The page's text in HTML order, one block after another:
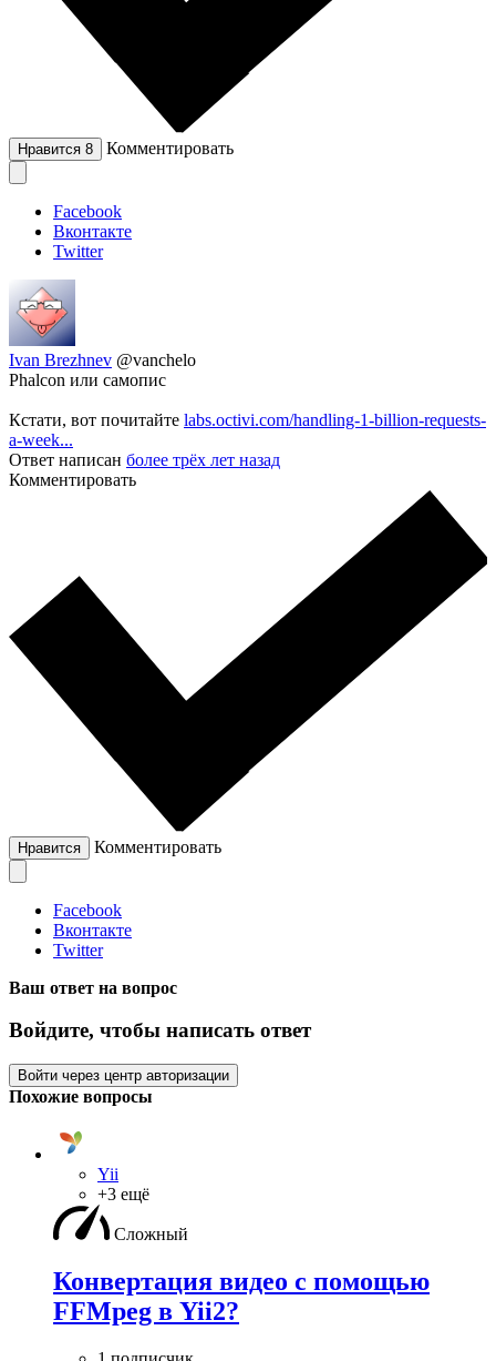
Нравится 8 Комментировать
Facebook
Вконтакте
Twitter
Ivan Brezhnev @vanchelo
Phalcon или самопис
Кстати, вот почитайте labs.octivi.com/handling-1-billion-requests-
a-week...
Ответ написан более трёх лет назад
Комментировать
Нравится Комментировать
Facebook
Вконтакте
Twitter
Ваш ответ на вопрос
Войдите, чтобы написать ответ
Войти через центр авторизации
Похожие вопросы
Yii
+3 ещё
Сложный
Конвертация видео с помощью
FFMpeg в Yii2?